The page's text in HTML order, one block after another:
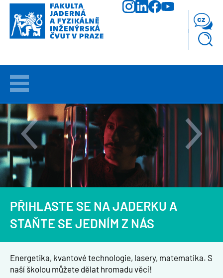
Přejít
hlavnímu
obsahu
VÍTEJTE
UCHAZEČI
STUDIUM
VĚDA
A
VÝZKUM
FAKULTA
cz
PŘIHLASTE SE NA JADERKU A
STAŇTE SE JEDNÍM Z NÁS
Energetika, kvantové technologie, lasery, matematika. S
naší školou můžete dělat hromadu věcí!